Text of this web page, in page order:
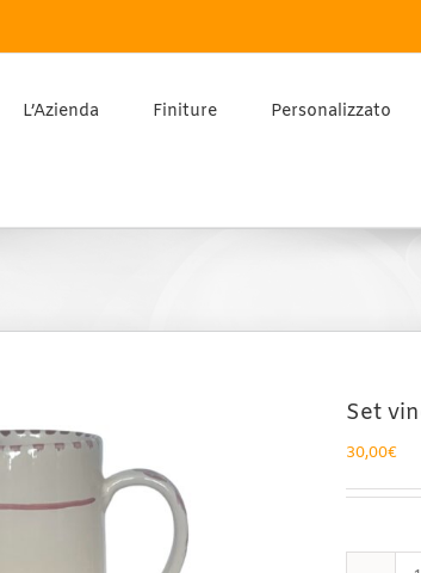
L’Azienda Finiture Personalizzato
Set
30,00€